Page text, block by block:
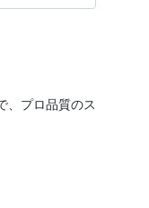
、プロ品質のス